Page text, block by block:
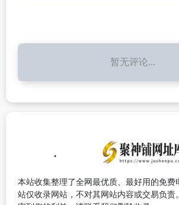
暂无评论...
本站收集整理了全网最优质、最好用的免费
站仅收录网站，不对其网站内容或交易负责